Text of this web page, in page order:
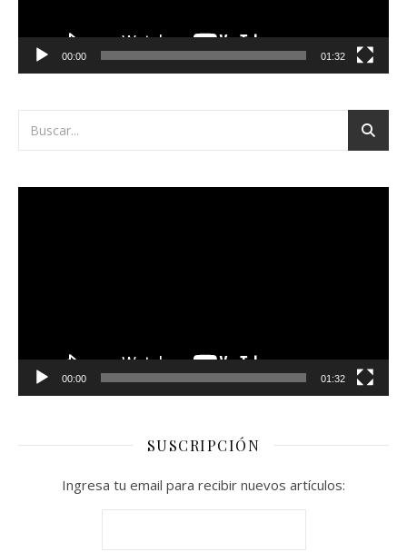
00:00 01:32
00:00 01:32
SUSCRIPCIÓN
Ingresa tu email para recibir nuevos artículos: